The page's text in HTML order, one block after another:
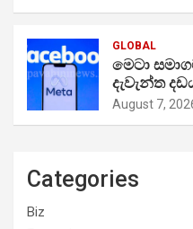
GLOBAL
මෙටා
දැවැන්ත
August 7,
Categories
Biz